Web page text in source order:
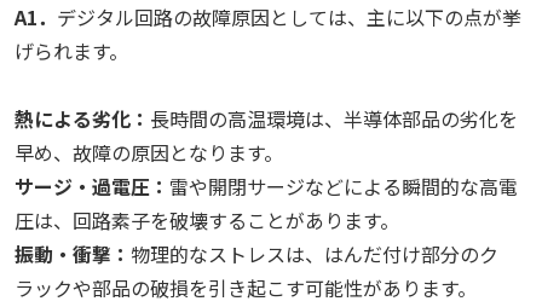
A1． デジタル回路の故障原因としては、主に以下の点が挙
げられます。
熱による劣化： 長時間の高温環境は、半導体部品の劣化を
早め、故障の原因となります。
サージ・過電圧： 雷や開閉サージなどによる瞬間的な高電
圧は、回路素子を破壊することがあります。
振動・衝撃： 物理的なストレスは、はんだ付け部分のク
ラックや部品の破損を引き起こす可能性があります。